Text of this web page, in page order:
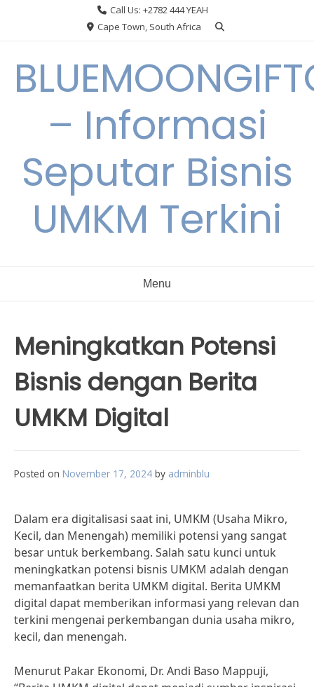
Call Us: +2782 444 YEAH
Cape Town, South Africa
– Informasi
Seputar Bisnis
UMKM Terkini
Menu
Meningkatkan Potensi
Bisnis dengan Berita
UMKM Digital
Posted on November 17, 2024 by adminblu
Dalam era digitalisasi saat ini, UMKM (Usaha Mikro,
Kecil, dan Menengah) memiliki potensi yang sangat
besar untuk berkembang. Salah satu kunci untuk
meningkatkan potensi bisnis UMKM adalah dengan
memanfaatkan berita UMKM digital. Berita UMKM
digital dapat memberikan informasi yang relevan dan
terkini mengenai perkembangan dunia usaha mikro,
kecil, dan menengah.
Menurut Pakar Ekonomi, Dr. Andi Baso Mappuji,